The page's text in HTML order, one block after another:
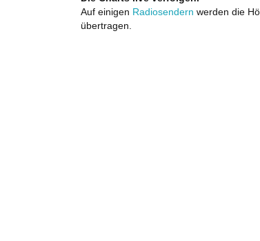
Auf einigen Radiosendern werden die
übertragen.